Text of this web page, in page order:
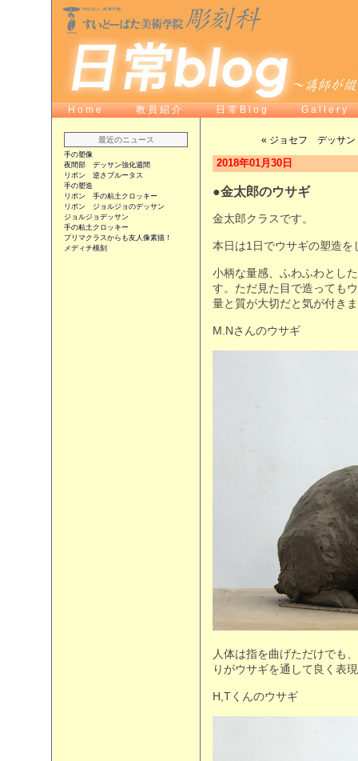
H o m e 教 員 紹 介 日 常 B l o g G a l l e r y
最近のニュース
手の塑像
夜間部 デッサン強化週間
リポン 逆さブルータス
手の塑造
リポン 手の粘土クロッキー
リポン ジョルジョのデッサン
ジョルジョデッサン
手の粘土クロッキー
プリマクラスからも友人像素描！
メディチ模刻
« ジョセフ デッサン
2018年01月30日
●金太郎のウサギ
金太郎クラスです。
本日は1日でウサギの塑造を
小柄な量感、ふわふわとし
す。ただ見た目で造っても
量と質が大切だと気が付き
M.Nさんのウサギ
人体は指を曲げただけでも
りがウサギを通して良く表
H,Tくんのウサギ